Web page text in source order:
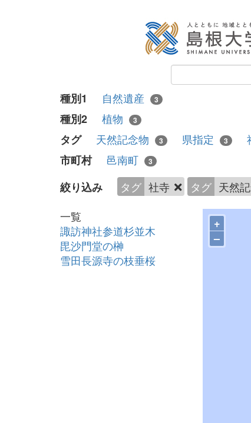
種別1 自然遺産 3
種別2 植物 3
タグ 天然記念物 3 県指定 3
市町村 邑南町 3
絞り込み タグ 社寺 タグ 天然
一覧
諏訪神社参道杉並木
毘沙門堂の榊
雪田長源寺の枝垂桜
+
–